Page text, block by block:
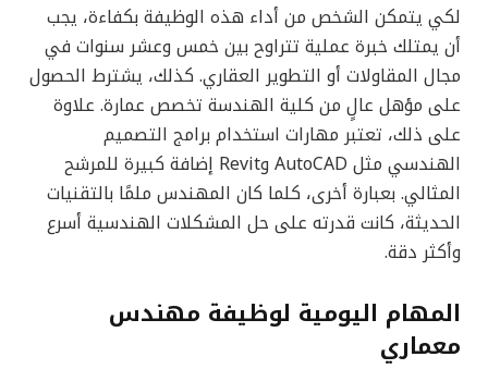
لكي يتمكن الشخص من أداء هذه الوظيفة بكفاءة، يجب
أن يمتلك خبرة عملية تتراوح بين خمس وعشر سنوات في
مجال المقاولات أو التطوير العقاري. كذلك، يشترط الحصول
على مؤهل عالٍ من كلية الهندسة تخصص عمارة. علاوة
على ذلك، تعتبر مهارات استخدام برامج التصميم
الهندسي مثل AutoCAD وRevit إضافة كبيرة للمرشح
المثالي. بعبارة أخرى، كلما كان المهندس ملمًا بالتقنيات
الحديثة، كانت قدرته على حل المشكلات الهندسية أسرع
وأكثر دقة.
المهام اليومية لوظيفة مهندس
معماري